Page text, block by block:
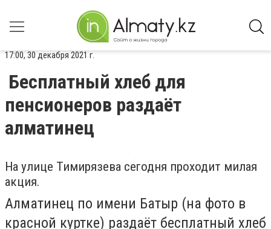
17:00, 30 декабря 2021 г.
Бесплатный хлеб для
пенсионеров раздаёт
алматинец
На улице Тимирязева сегодня проходит милая
акция.
Алматинец по имени Батыр (на фото в
красной куртке) раздаёт бесплатный хлеб